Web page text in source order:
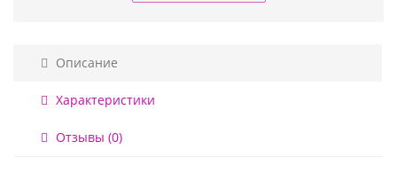
Описание
Характеристики
Отзывы (0)